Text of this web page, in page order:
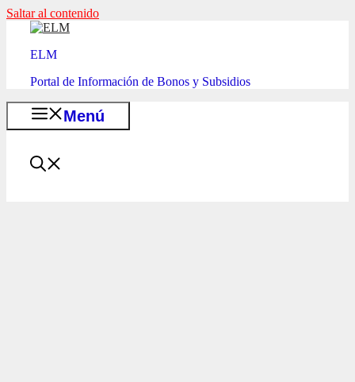
Saltar al contenido
ELM
Portal de Información de Bonos y Subsidios
Menú